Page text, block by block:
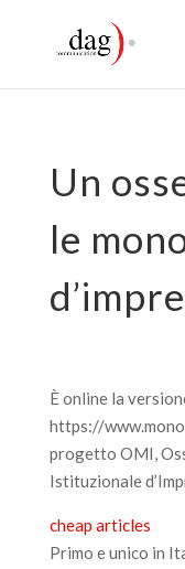
Un
le
È online la
https://
progetto OMI,
Istituzionale
cheap articles
Primo e unico in